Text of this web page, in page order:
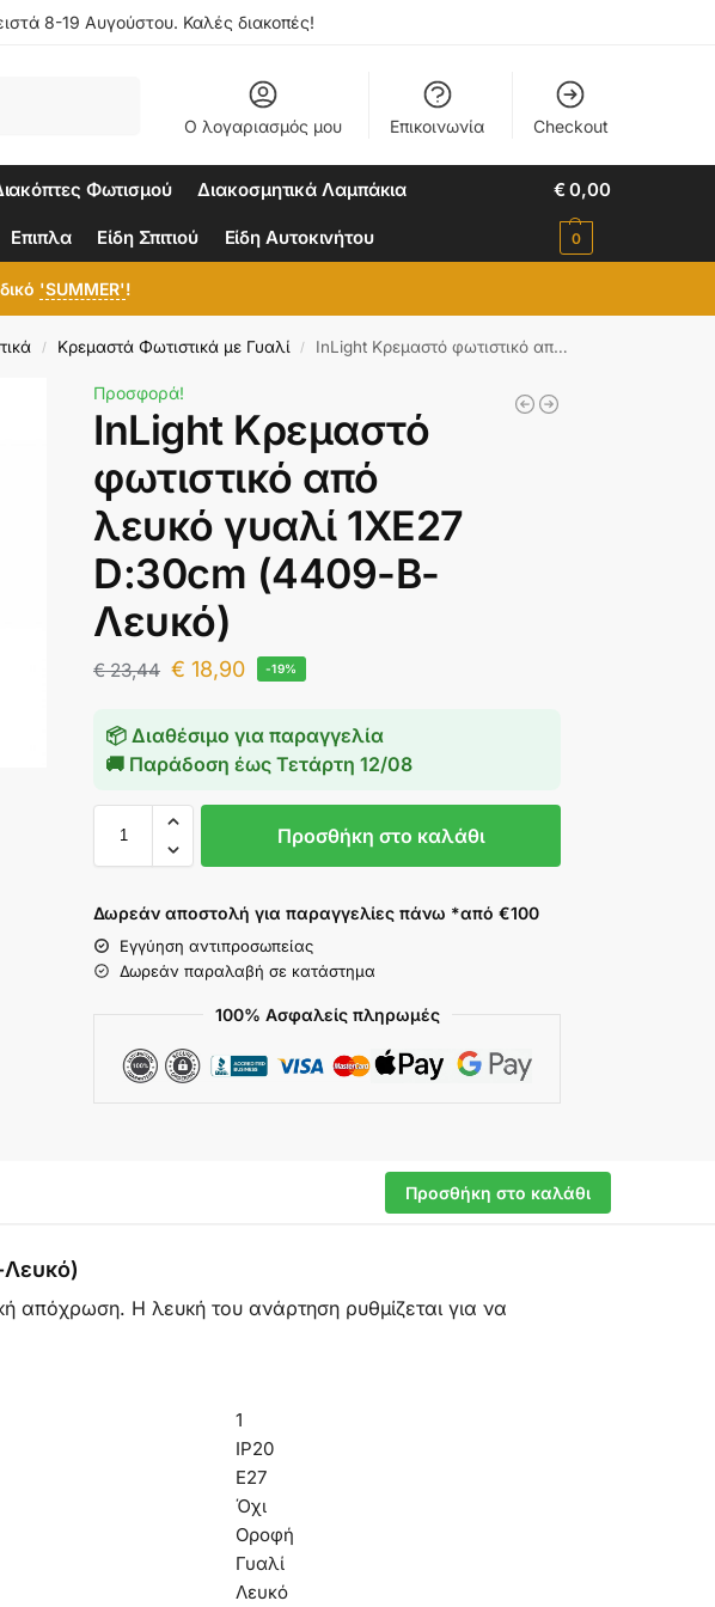
8-19 Αυγούστου. Καλές διακοπές!
Ο λογαριασμός μου Επικοινωνία Checkout
Φωτισμού Διακοσμητικά Λαμπάκια
Επιπλα Είδη Σπιτιού Είδη Αυτοκινήτου
€0,00
0
'SUMMER'!
/ Κρεμαστά Φωτιστικά με Γυαλί / InLight Κρεμαστό φωτιστικό από λευκό γυαλί 1XE27 D:30cm (4409-Β-Λευκό)
Προσφορά!
InLight Κρεμαστό
φωτιστικό από
λευκό γυαλί 1XE27
D:30cm (4409-Β-
Λευκό)
€23,44 € 18,90 -19%
📦 Διαθέσιμο για παραγγελία
🚚 Παράδοση έωςΤετάρτη 12/08
Προσθήκη στο καλάθι
Δωρεάν αποστολή για παραγγελίες πάνω *από €100
Εγγύηση αντιπροσωπείας
Δωρεάν παραλαβή σε κατάστημα
100% Ασφαλείς πληρωμές
Προσθήκη στο καλάθι
απόχρωση. Η λευκή του ανάρτηση ρυθμίζεται για να
1
IP20
Ε27
Όχι
Οροφή
Γυαλί
Λευκό